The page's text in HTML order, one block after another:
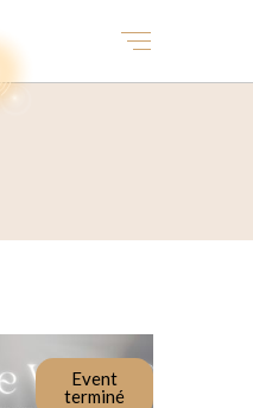
Event
terminé